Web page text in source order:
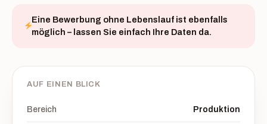
Eine Bewerbung ohne Lebenslauf ist ebenfalls
möglich – lassen Sie einfach Ihre Daten da.
AUF EINEN BLICK
Bereich Produktion